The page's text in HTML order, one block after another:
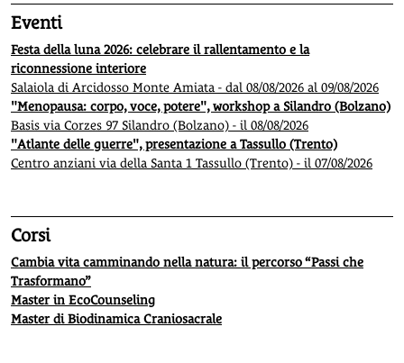
Eventi
Festa della luna 2026: celebrare il rallentamento e la
riconnessione interiore
Salaiola di Arcidosso Monte Amiata - dal 08/08/2026 al 09/08/2026
"Menopausa: corpo, voce, potere", workshop a Silandro (Bolzano)
Basis via Corzes 97 Silandro (Bolzano) - il 08/08/2026
"Atlante delle guerre", presentazione a Tassullo (Trento)
Centro anziani via della Santa 1 Tassullo (Trento) - il 07/08/2026
Corsi
Cambia vita camminando nella natura: il percorso “Passi che
Trasformano”
Master in EcoCounseling
Master di Biodinamica Craniosacrale